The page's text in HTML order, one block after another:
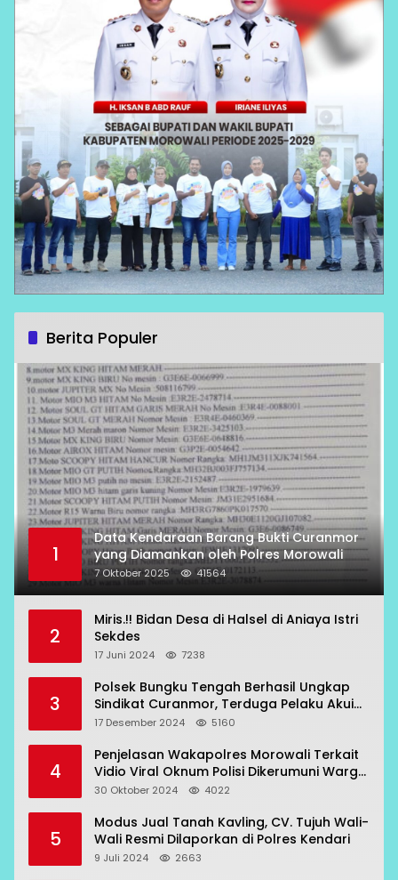
Berita Populer
1
Data Kendaraan Barang Bukti Curanmor
yang Diamankan oleh Polres Morowali
7 Oktober 2025 41564
2
Miris.!! Bidan Desa di Halsel di Aniaya Istri
Sekdes
17 Juni 2024 7238
3
Polsek Bungku Tengah Berhasil Ungkap
Sindikat Curanmor, Terduga Pelaku Akui
Beraksi di 7 Lokasi
17 Desember 2024 5160
4
Penjelasan Wakapolres Morowali Terkait
Vidio Viral Oknum Polisi Dikerumuni Warga
Bahodopi
30 Oktober 2024 4022
5
Modus Jual Tanah Kavling, CV. Tujuh Wali-
Wali Resmi Dilaporkan di Polres Kendari
9 Juli 2024 2663